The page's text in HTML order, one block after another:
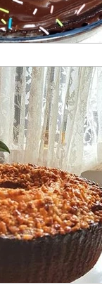
לחמים